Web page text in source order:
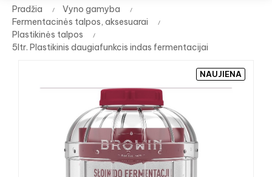
Pradžia
Vyno gamyba
Fermentacinės talpos, aksesuarai
Plastikinės talpos
5ltr. Plastikinis daugiafunkcis indas fermentacijai
NAUJIENA